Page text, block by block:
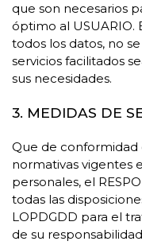
que son necesarios
óptimo al USUARIO.
todos los datos, no
servicios facilitados
sus necesidades.
3. MEDIDAS DE
Que de conformidad
normativas vigentes
personales, el
todas las
LOPDGDD para el
de su